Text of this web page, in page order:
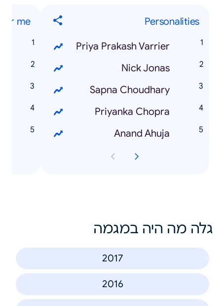
Personalities
Priya Prakash Varrier
Nick Jonas
Sapna Choudhary
Priyanka Chopra
Anand Ahuja
me
גלה מה היה במגמה
2017
2016